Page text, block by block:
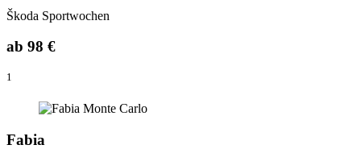
Škoda Sportwochen
ab 98 €
1
Fabia